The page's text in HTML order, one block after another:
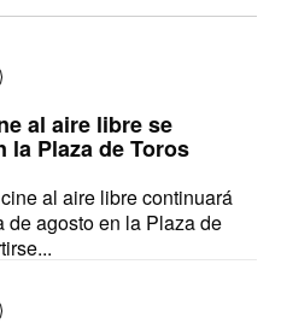
al aire libre se
la Plaza de Toros
al aire libre continuará
de agosto en la Plaza de